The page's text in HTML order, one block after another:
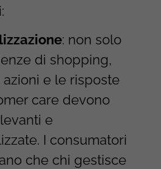
: non solo
di shopping,
e le risposte
care devono
e
I consumatori
che chi gestisce